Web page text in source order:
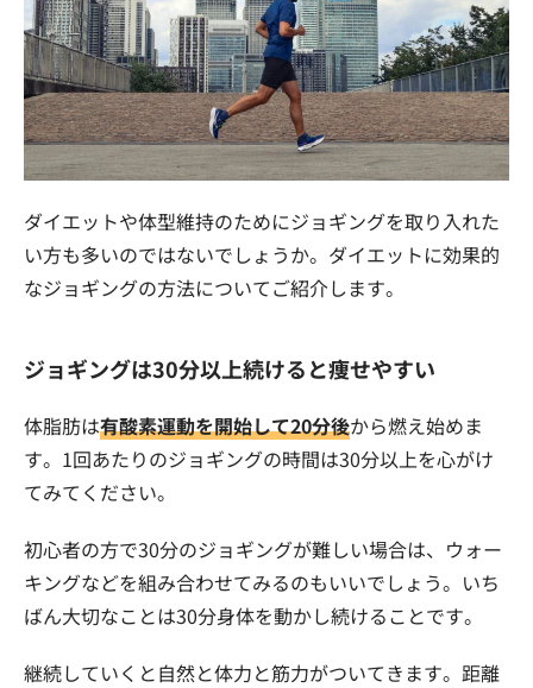
ダイエットや体型維持のためにジョギングを取り入れた
い方も多いのではないでしょうか。ダイエットに効果的
なジョギングの方法についてご紹介します。
ジョギングは30分以上続けると痩せやすい
体脂肪は有酸素運動を開始して20分後から燃え始めま
す。1回あたりのジョギングの時間は30分以上を心がけ
てみてください。
初心者の方で30分のジョギングが難しい場合は、ウォー
キングなどを組み合わせてみるのもいいでしょう。いち
ばん大切なことは30分身体を動かし続けることです。
継続していくと自然と体力と筋力がついてきます。距離